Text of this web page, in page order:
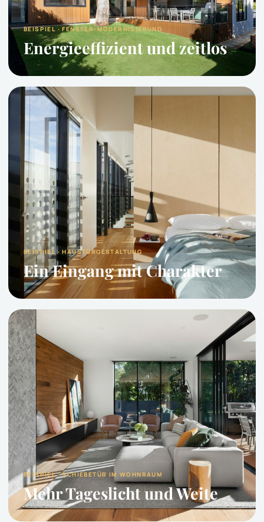
BEISPIEL · FENSTER-MODERNISIERUNG
Energieeffizient und zeitlos
BEISPIEL · HAUSTÜRGESTALTUNG
Ein Eingang mit Charakter
BEISPIEL · SCHIEBETÜR IM WOHNRAUM
Mehr Tageslicht und Weite